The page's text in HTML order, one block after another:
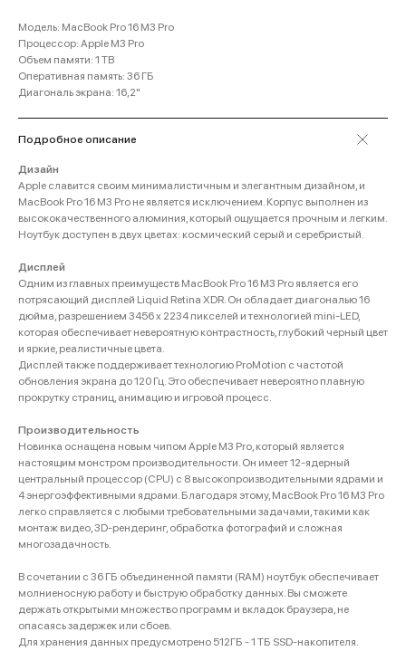
Модель: MacBook Pro 16 M3 Pro
Процессор: Apple M3 Pro
Объем памяти: 1 TB
Оперативная память: 36 ГБ
Диагональ экрана: 16,2"
Подробное описание
Дизайн
Apple славится своим минималистичным и элегантным дизайном, и
MacBook Pro 16 M3 Pro не является исключением. Корпус выполнен из
высококачественного алюминия, который ощущается прочным и легким.
Ноутбук доступен в двух цветах: космический серый и серебристый.
Дисплей
Одним из главных преимуществ MacBook Pro 16 M3 Pro является его
потрясающий дисплей Liquid Retina XDR. Он обладает диагональю 16
дюйма, разрешением 3456 x 2234 пикселей и технологией mini-LED,
которая обеспечивает невероятную контрастность, глубокий черный цвет
и яркие, реалистичные цвета.
Дисплей также поддерживает технологию ProMotion с частотой
обновления экрана до 120 Гц. Это обеспечивает невероятно плавную
прокрутку страниц, анимацию и игровой процесс.
Производительность
Новинка оснащена новым чипом Apple M3 Pro, который является
настоящим монстром производительности. Он имеет 12-ядерный
центральный процессор (CPU) с 8 высокопроизводительными ядрами и
4 энергоэффективными ядрами. Благодаря этому, MacBook Pro 16 M3 Pro
легко справляется с любыми требовательными задачами, такими как
монтаж видео, 3D-рендеринг, обработка фотографий и сложная
многозадачность.
В сочетании с 36 ГБ объединенной памяти (RAM) ноутбук обеспечивает
молниеносную работу и быструю обработку данных. Вы сможете
держать открытыми множество программ и вкладок браузера, не
опасаясь задержек или сбоев.
Для хранения данных предусмотрено 512ГБ - 1 ТБ SSD-накопителя.